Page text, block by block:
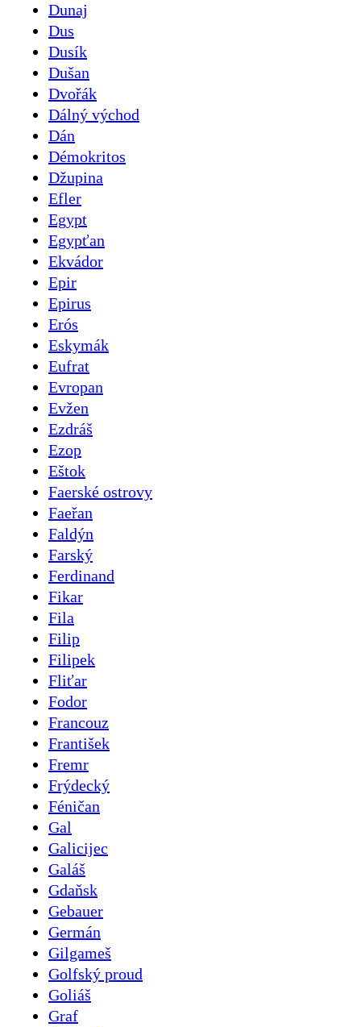
Dunaj
Dus
Dusík
Dušan
Dvořák
Dálný východ
Dán
Démokritos
Džupina
Efler
Egypt
Egypťan
Ekvádor
Epir
Epirus
Erós
Eskymák
Eufrat
Evropan
Evžen
Ezdráš
Ezop
Eštok
Faerské ostrovy
Faeřan
Faldýn
Farský
Ferdinand
Fikar
Fila
Filip
Filipek
Fliťar
Fodor
Francouz
František
Fremr
Frýdecký
Féničan
Gal
Galicijec
Galáš
Gdaňsk
Gebauer
Germán
Gilgameš
Golfský proud
Goliáš
Graf